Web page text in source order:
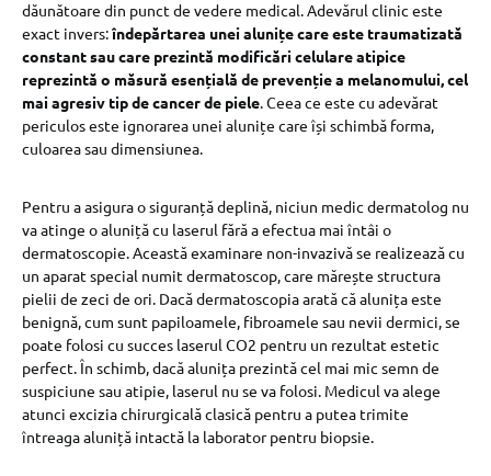
dăunătoare din punct de vedere medical. Adevărul clinic este
exact invers:îndepărtarea unei alunițe care este traumatizată
constant sau care prezintă modificări celulare atipice
reprezintă o măsură esențială de prevenție a melanomului, cel
mai agresiv tip de cancer de piele. Ceea ce este cu adevărat
periculos este ignorarea unei alunițe care își schimbă forma,
culoarea sau dimensiunea.
Pentru a asigura o siguranță deplină, niciun medic dermatolog nu
va atinge o aluniță cu laserul fără a efectua mai întâi o
dermatoscopie. Această examinare non-invazivă se realizează cu
un aparat special numit dermatoscop, care mărește structura
pielii de zeci de ori. Dacă dermatoscopia arată că alunița este
benignă, cum sunt papiloamele, fibroamele sau nevii dermici, se
poate folosi cu succes laserul CO2 pentru un rezultat estetic
perfect. În schimb, dacă alunița prezintă cel mai mic semn de
suspiciune sau atipie, laserul nu se va folosi. Medicul va alege
atunci excizia chirurgicală clasică pentru a putea trimite
întreaga aluniță intactă la laborator pentru biopsie.